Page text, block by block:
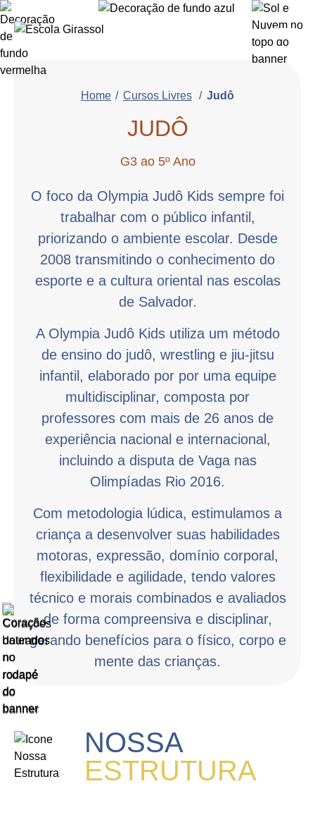
Home Cursos Livres Judô
JUDÔ
G3 ao 5º Ano
O foco da Olympia Judô Kids sempre foi
trabalhar com o público infantil,
priorizando o ambiente escolar. Desde
2008 transmitindo o conhecimento do
esporte e a cultura oriental nas escolas
de Salvador.
A Olympia Judô Kids utiliza um método
de ensino do judô, wrestling e jiu-jitsu
infantil, elaborado por por uma equipe
multidisciplinar, composta por
professores com mais de 26 anos de
experiência nacional e internacional,
incluindo a disputa de Vaga nas
Olimpíadas Rio 2016.
Com metodologia lúdica, estimulamos a
criança a desenvolver suas habilidades
motoras, expressão, domínio corporal,
flexibilidade e agilidade, tendo valores
técnico e morais combinados e avaliados
de forma compreensiva e disciplinar,
gerando benefícios para o físico, corpo e
mente das crianças.
NOSSA
ESTRUTURA